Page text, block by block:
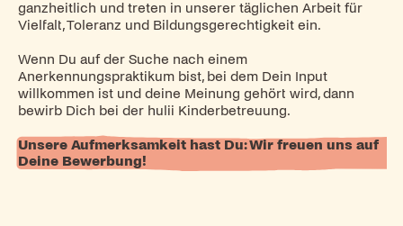
ganzheitlich und treten in unserer täglichen Arbeit für
Vielfalt, Toleranz und Bildungsgerechtigkeit ein.
Wenn Du auf der Suche nach einem
Anerkennungspraktikum bist, bei dem Dein Input
willkommen ist und deine Meinung gehört wird, dann
bewirb Dich bei der hulii Kinderbetreuung.
Unsere Aufmerksamkeit hast Du: Wir freuen uns auf
Deine Bewerbung!